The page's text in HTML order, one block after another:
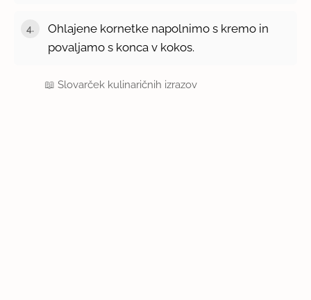
Ohlajene kornetke napolnimo s kremo in
povaljamo s konca v kokos.
📖Slovarček kulinaričnih izrazov